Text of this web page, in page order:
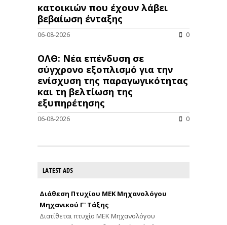
κατοικιών που έχουν λάβει
βεβαίωση ένταξης
06-08-2026 0
ΟΛΘ: Νέα επένδυση σε
σύγχρονο εξοπλισμό για την
ενίσχυση της παραγωγικότητας
και τη βελτίωση της
εξυπηρέτησης
06-08-2026 0
LATEST ADS
Διάθεση Πτυχίου ΜΕΚ Μηχανολόγου
Μηχανικού Γ' Τάξης
Διατίθεται πτυχίο ΜΕΚ Μηχανολόγου